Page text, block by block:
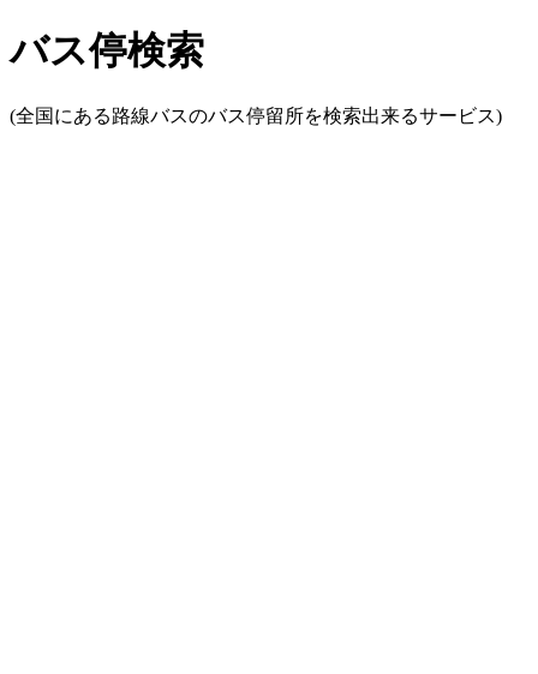
バス停検索
(全国にある路線バスのバス停留所を検索出来るサービス)